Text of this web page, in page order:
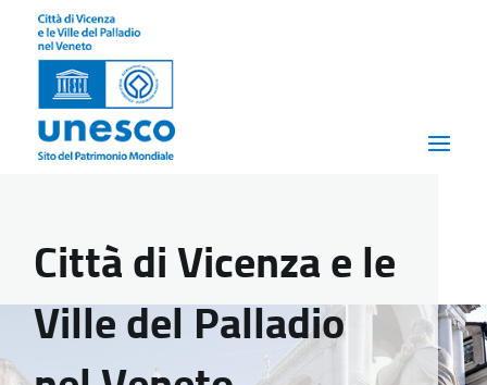
Città di Vicenza e le
Ville del Palladio